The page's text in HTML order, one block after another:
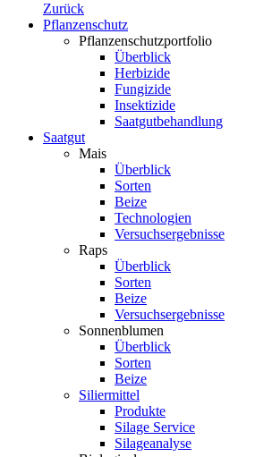
Zurück
Pflanzenschutz
Pflanzenschutzportfolio
Überblick
Herbizide
Fungizide
Insektizide
Saatgutbehandlung
Saatgut
Mais
Überblick
Sorten
Beize
Technologien
Versuchsergebnisse
Raps
Überblick
Sorten
Beize
Versuchsergebnisse
Sonnenblumen
Überblick
Sorten
Beize
Siliermittel
Produkte
Silage Service
Silageanalyse